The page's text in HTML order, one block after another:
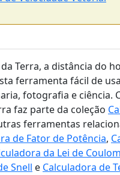
Terra, a distância do
ferramenta fácil de
fotografia e ciência.
faz parte da coleção
ferramentas
de Fator de Potência,
da Lei de
Snell e Calculadora de